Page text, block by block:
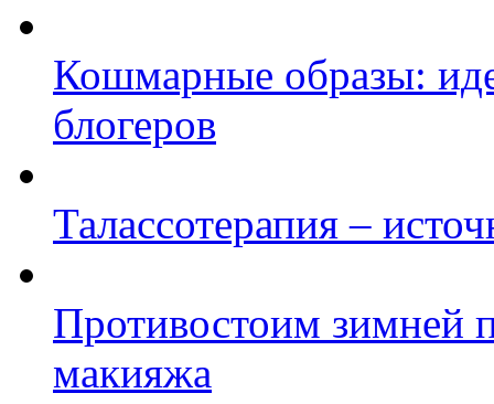
Кошмарные образы:
блогеров
Талассотерапия –
Противостоим зимней
макияжа